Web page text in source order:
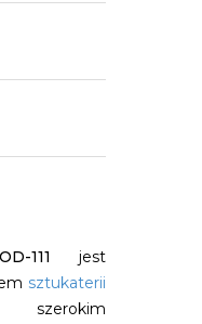
111 jest
sztukaterii